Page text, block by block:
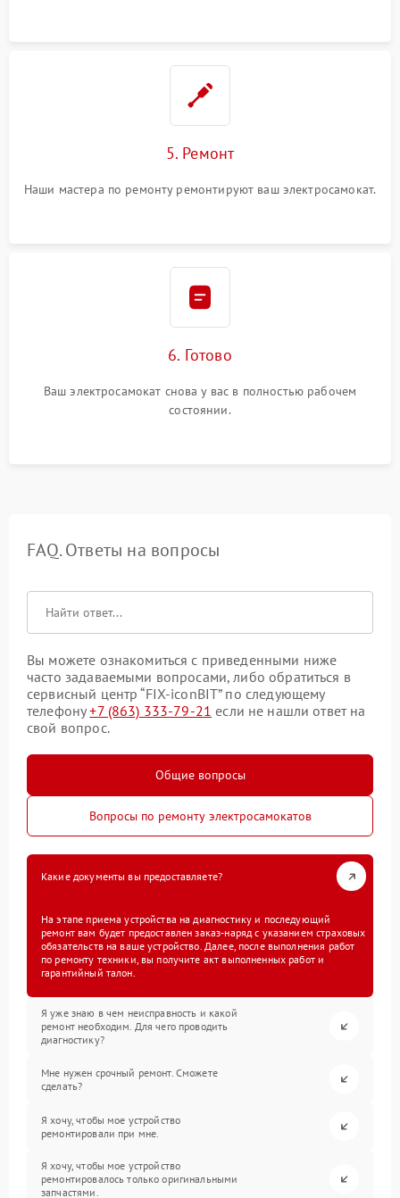
5. Ремонт
Наши мастера по ремонту ремонтируют ваш электросамокат.
6. Готово
Ваш электросамокат снова у вас в полностью рабочем
состоянии.
FAQ. Ответы на вопросы
Вы можете ознакомиться с приведенными ниже
часто задаваемыми вопросами, либо обратиться в
сервисный центр “FIX-iconBIT” по следующему
телефону+7 (863) 333-79-21 если не нашли ответ на
свой вопрос.
Общие вопросы
Вопросы по ремонту электросамокатов
Какие документы вы предоставляете?
На этапе приема устройства на диагностику и последующий
ремонт вам будет предоставлен заказ-наряд с указанием страховых
обязательств на ваше устройство. Далее, после выполнения работ
по ремонту техники, вы получите акт выполненных работ и
гарантийный талон.
Я уже знаю в чем неисправность и какой
ремонт необходим. Для чего проводить
диагностику?
Мне нужен срочный ремонт. Сможете
сделать?
Я хочу, чтобы мое устройство
ремонтировали при мне.
Я хочу, чтобы мое устройство
ремонтировалось только оригинальными
запчастями.